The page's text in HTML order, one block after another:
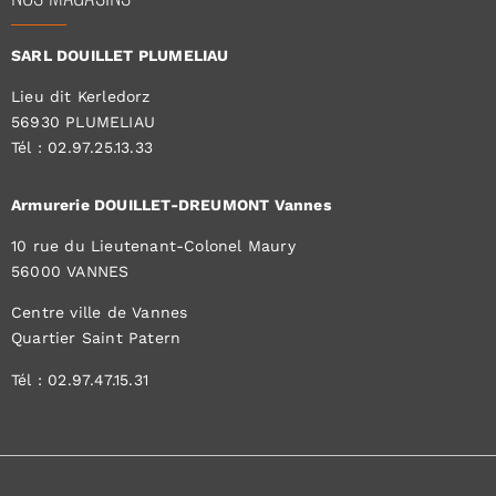
SARL DOUILLET PLUMELIAU
Lieu dit Kerledorz
56930 PLUMELIAU
Tél : 02.97.25.13.33
Armurerie DOUILLET-DREUMONT Vannes
10 rue du Lieutenant-Colonel Maury
56000 VANNES
Centre ville de Vannes
Quartier Saint Patern
Tél : 02.97.47.15.31